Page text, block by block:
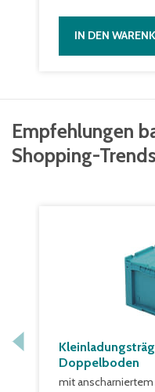
IN DEN
Empfehlungen
Shopping-Trends
Doppelboden
mit